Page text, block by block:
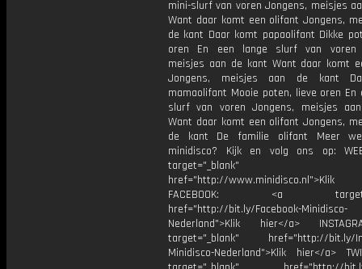
mini-slurf van voren Jongens, meisjes
Want daar komt een olifant Jongens,
de kant Daar komt papaolifant Dikke
oren En een lange slurf van voren
meisjes aan de kant Want daar komt
Jongens, meisjes aan de kant
mamaolifant Mooie poten, lieve oren En
slurf van voren Jongens, meisjes
Want daar komt een olifant Jongens,
de kant De familie olifant Meer
minidisco? Kijk en volg ons op:
target="_blank"
href="http://www.minidisco.nl">Klik
FACEBOOK: <a
href="http://bit.ly/Facebook-Minidisco-
Nederland">Klik hier</a>
target="_blank" href="http://bit.ly/
Minidisco-Nederland">Klik hier</a>